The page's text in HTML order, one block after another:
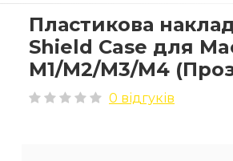
Пластикова
Shield Case для
M1/M2/M3/M4
0 відгуків